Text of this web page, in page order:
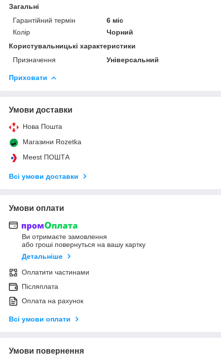
Загальні
Гарантійний термін
6 міс
Колір
Чорний
Користувальницькі характеристики
Призначення
Універсальний
Приховати
Умови доставки
Нова Пошта
Магазини Rozetka
Meest ПОШТА
Всі умови доставки
Умови оплати
Ви отримаєте замовлення
або гроші повернуться на вашу картку
Детальніше
Оплатити частинами
Післяплата
Оплата на рахунок
Всі умови оплати
Умови повернення